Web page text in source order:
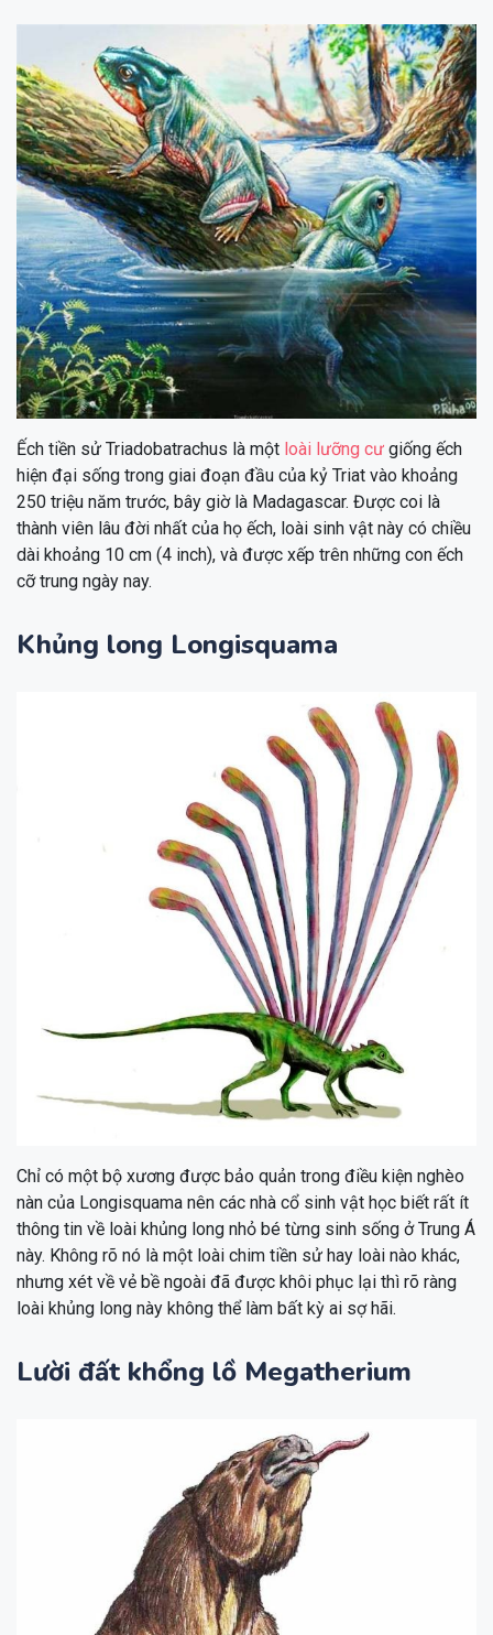
Ếch tiền sử Triadobatrachus là một loài lưỡng cư giống ếch
hiện đại sống trong giai đoạn đầu của kỷ Triat vào khoảng
250 triệu năm trước, bây giờ là Madagascar. Được coi là
thành viên lâu đời nhất của họ ếch, loài sinh vật này có chiều
dài khoảng 10 cm (4 inch), và được xếp trên những con ếch
cỡ trung ngày nay.
Khủng long Longisquama
Chỉ có một bộ xương được bảo quản trong điều kiện nghèo
nàn của Longisquama nên các nhà cổ sinh vật học biết rất ít
thông tin về loài khủng long nhỏ bé từng sinh sống ở Trung Á
này. Không rõ nó là một loài chim tiền sử hay loài nào khác,
nhưng xét về vẻ bề ngoài đã được khôi phục lại thì rõ ràng
loài khủng long này không thể làm bất kỳ ai sợ hãi.
Lười đất khổng lồ Megatherium